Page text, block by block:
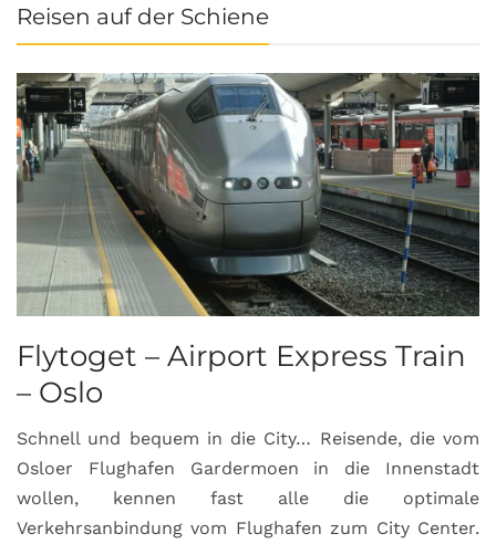
Reisen auf der Schiene
Flytoget – Airport Express Train
– Oslo
Schnell und bequem in die City… Reisende, die vom
Osloer Flughafen Gardermoen in die Innenstadt
wollen, kennen fast alle die optimale
Verkehrsanbindung vom Flughafen zum City Center.